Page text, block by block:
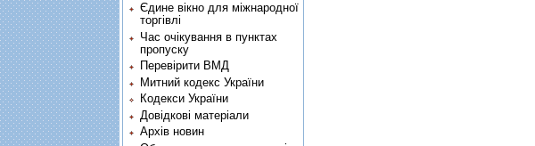
Єдине вікно для міжнародної
торгівлі
Час очікування в пунктах
пропуску
Перевірити ВМД
Митний кодекс України
Кодекси України
Довідкові матеріали
Архів новин